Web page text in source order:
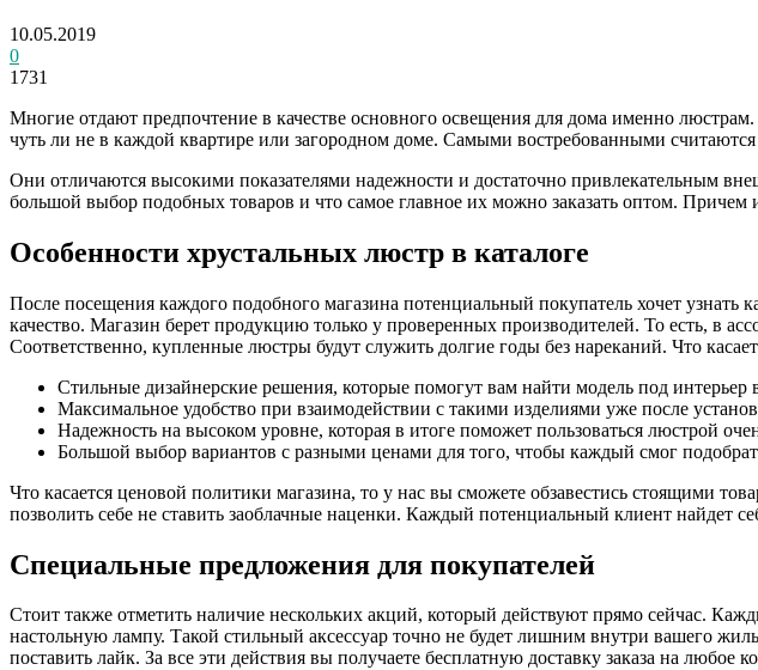
10.05.2019
0
1731
Многие отдают предпочтение в качестве основного освещения для дома именно
чуть ли не в каждой квартире или загородном доме. Самыми востребованными считаются
Они отличаются высокими показателями надежности и достаточно привлекательным
большой выбор подобных товаров и что самое главное их можно заказать оптом.
Особенности хрустальных люстр в каталоге
После посещения каждого подобного магазина потенциальный покупатель хочет
качество. Магазин берет продукцию только у проверенных производителей. То есть, в
Соответственно, купленные люстры будут служить долгие годы без нареканий. Что
Стильные дизайнерские решения, которые помогут вам найти модель под интерьер
Максимальное удобство при взаимодействии с такими изделиями уже после
Надежность на высоком уровне, которая в итоге поможет пользоваться люстрой
Большой выбор вариантов с разными ценами для того, чтобы каждый смог
Что касается ценовой политики магазина, то у нас вы сможете обзавестись стоящими
позволить себе не ставить заоблачные наценки. Каждый потенциальный клиент найдет
Специальные предложения для покупателей
Стоит также отметить наличие нескольких акций, который действуют прямо сейчас.
настольную лампу. Такой стильный аксессуар точно не будет лишним внутри вашего
поставить лайк. За все эти действия вы получаете бесплатную доставку заказа на любое